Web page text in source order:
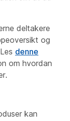
deltakere
og
denne
om hvordan
kan